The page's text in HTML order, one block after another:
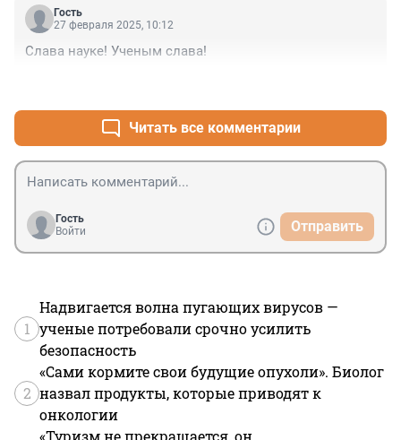
Гость
27 февраля 2025, 10:12
Слава науке! Ученым слава!
Читать все комментарии
Гость
Войти
Отправить
1
Надвигается волна пугающих вирусов —
ученые потребовали срочно усилить
безопасность
2
«Сами кормите свои будущие опухоли». Биолог
назвал продукты, которые приводят к
онкологии
«Туризм не прекращается, он